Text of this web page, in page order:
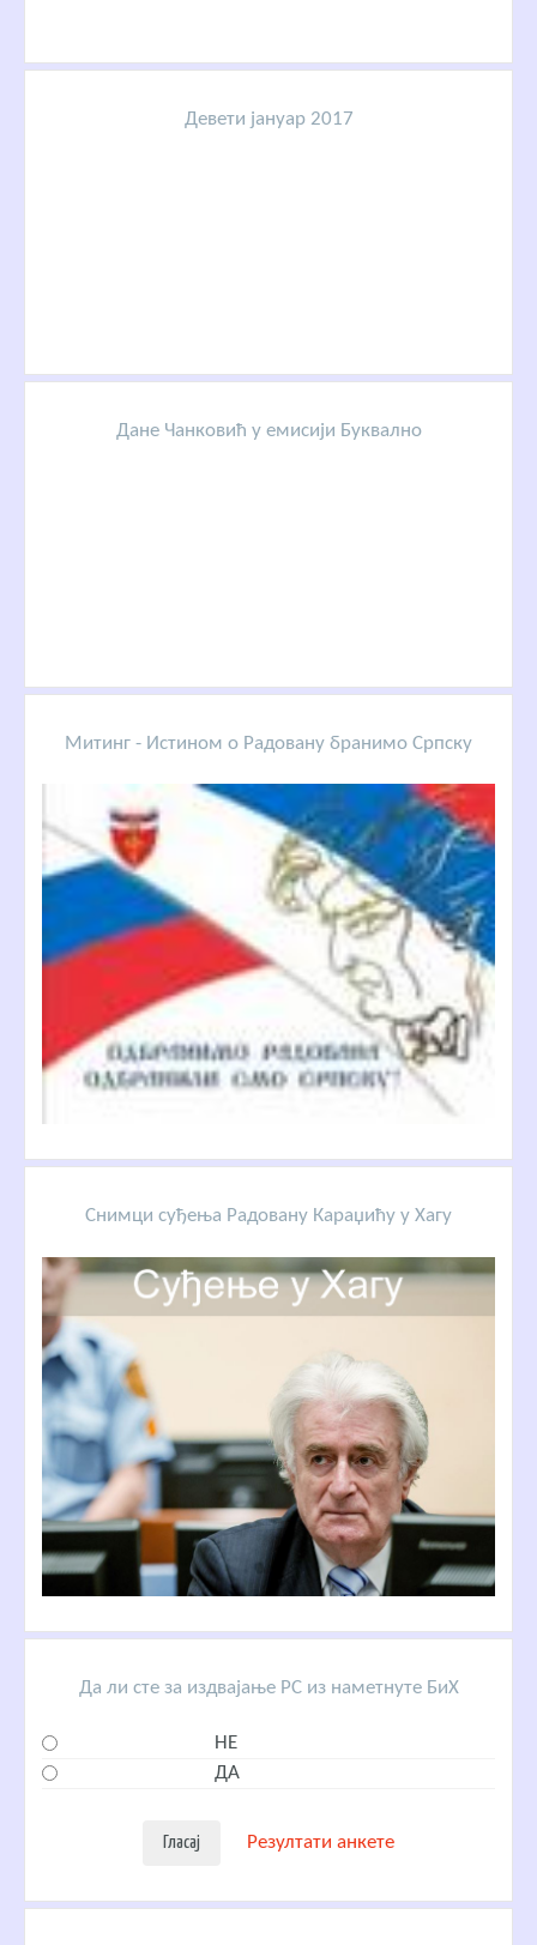
Девети јануар 2017
Дане Чанковић у емисији Буквално
Митинг - Истином о Радовану бранимо Српску
Снимци суђења Радовану Караџићу у Хагу
Да ли сте за издвајање РС из наметнуте БиХ
НЕ
ДА
Резултати анкете